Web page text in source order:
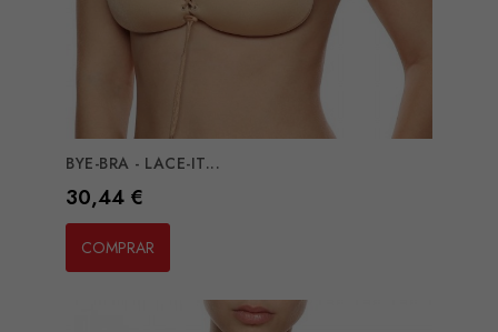
BYE-BRA - LACE-IT...
Preço
30,44 €
COMPRAR